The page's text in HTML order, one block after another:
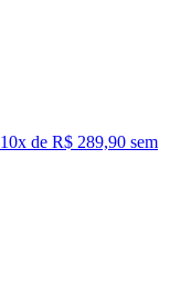
10x de R$ 289,90 sem